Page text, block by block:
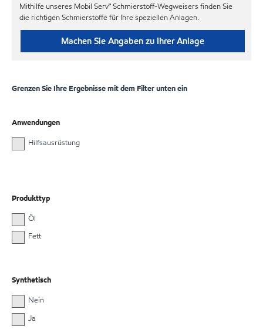
Mithilfe unseres Mobil Serv℠ Schmierstoff-Wegweisers finden Sie
die richtigen Schmierstoffe für Ihre speziellen Anlagen.
Machen Sie Angaben zu Ihrer Anlage
Grenzen Sie Ihre Ergebnisse mit dem Filter unten ein
Anwendungen
Hilfsausrüstung
Produkttyp
Öl
Fett
Synthetisch
Nein
Ja